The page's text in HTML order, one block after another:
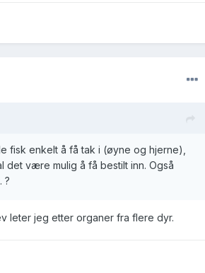
fisk enkelt å få tak i (øyne og hjerne),
være mulig å få bestilt inn. Også
?
leter jeg etter organer fra flere dyr.